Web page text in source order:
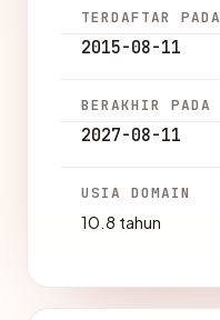
TERDAFTAR PADA
2015-08-11
BERAKHIR PADA
2027-08-11
USIA DOMAIN
10.8 tahun